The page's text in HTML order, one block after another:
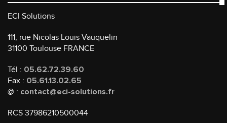
ECI Solutions
111, rue Nicolas Louis Vauquelin
31100 Toulouse FRANCE
Tél : 05.62.72.39.60
Fax : 05.61.13.02.65
@ : contact@eci-solutions.fr
RCS 37986210500044